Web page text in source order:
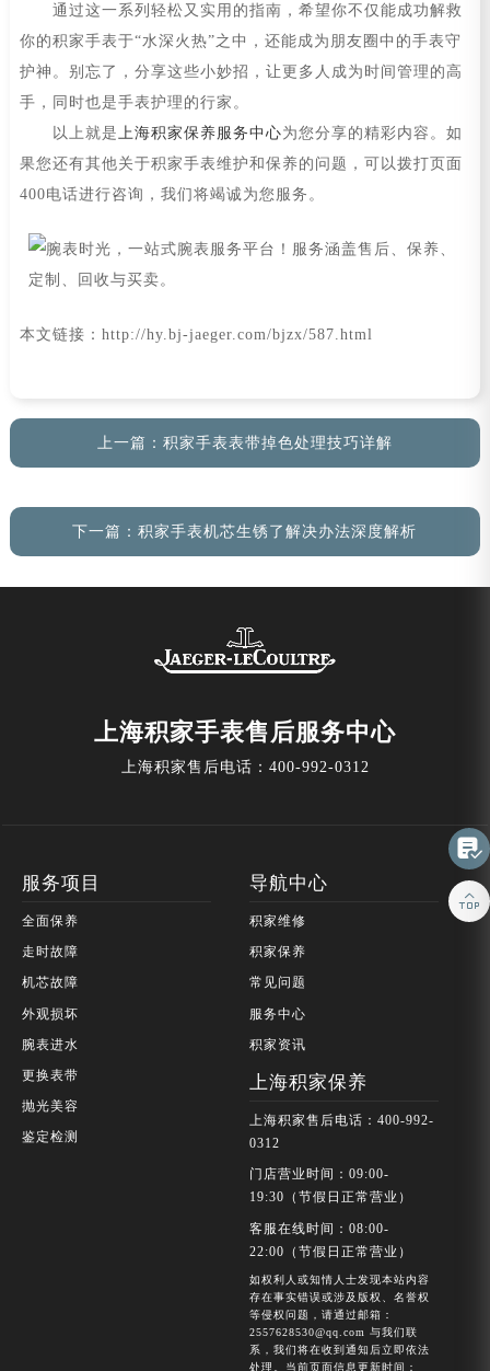
通过这一系列轻松又实用的指南，希望你不仅能成功解救
你的积家手表于“水深火热”之中，还能成为朋友圈中的手表守
护神。别忘了，分享这些小妙招，让更多人成为时间管理的高
手，同时也是手表护理的行家。
以上就是上海积家保养服务中心为您分享的精彩内容。如
果您还有其他关于积家手表维护和保养的问题，可以拨打页面
400电话进行咨询，我们将竭诚为您服务。
本文链接：http://hy.bj-jaeger.com/bjzx/587.html
上一篇： 积家手表表带掉色处理技巧详解
下一篇：积家手表机芯生锈了解决办法深度解析
上海积家手表售后服务中心
上海积家售后电话： 400-992-0312
服务项目
全面保养
走时故障
机芯故障
外观损坏
腕表进水
更换表带
抛光美容
鉴定检测
导航中心
积家维修
积家保养
常见问题
服务中心
积家资讯
上海积家保养
上海积家售后电话：400-992-
0312
门店营业时间：09:00-
19:30（节假日正常营业）
客服在线时间：08:00-
22:00（节假日正常营业）
如权利人或知情人士发现本站内容
存在事实错误或涉及版权、名誉权
等侵权问题，请通过邮箱：
2557628530@qq.com 与我们联
系，我们将在收到通知后立即依法
处理。当前页面信息更新时间：

